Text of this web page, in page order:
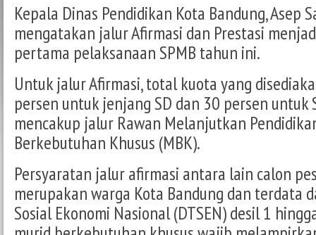
Kepala Dinas Pendidikan Kota Bandung, Asep
mengatakan jalur Afirmasi dan Prestasi
pertama pelaksanaan SPMB tahun ini.
Untuk jalur Afirmasi, total kuota yang
persen untuk jenjang SD dan 30 persen untuk
mencakup jalur Rawan Melanjutkan
Berkebutuhan Khusus (MBK).
Persyaratan jalur afirmasi antara lain calon
merupakan warga Kota Bandung dan terdata
Sosial Ekonomi Nasional (DTSEN) desil 1